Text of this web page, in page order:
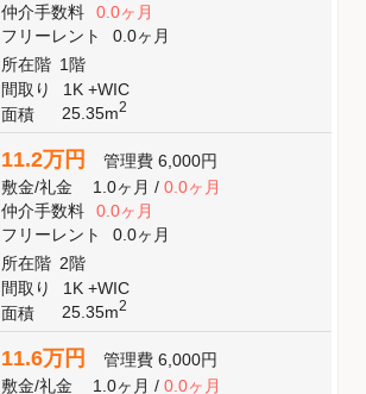
仲介手数料
0.0ヶ月
フリーレント
0.0ヶ月
所在階 1階
間取り
1K +WIC
面積
25.35m2
11.2万円 管理費 6,000円
敷金/礼金 1.0ヶ月/ 0.0ヶ月
仲介手数料
0.0ヶ月
フリーレント
0.0ヶ月
所在階 2階
間取り
1K +WIC
面積
25.35m2
11.6万円 管理費 6,000円
敷金/礼金 1.0ヶ月/ 0.0ヶ月